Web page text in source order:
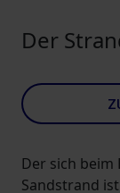
Der
Der sich
Sandstrand